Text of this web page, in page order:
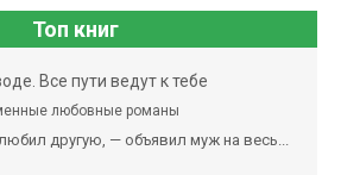
Топ книг
Все пути ведут к тебе
любовные романы
другую, — объявил муж на весь...